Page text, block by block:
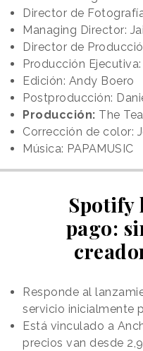
Director de
Managing Director:
Director de
Producción
Edición: Andy Boero
Postproducción:
Producción: The
Corrección de color:
Música: PAPAMUSIC
Spotify
pago:
Responde al
servicio inicialmente
Está vinculado a
precios van desde